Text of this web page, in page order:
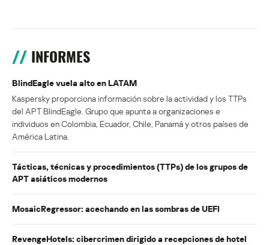
INFORMES
BlindEagle vuela alto en LATAM
Kaspersky proporciona información sobre la actividad y los TTPs
del APT BlindEagle. Grupo que apunta a organizaciones e
individuos en Colombia, Ecuador, Chile, Panamá y otros países de
América Latina.
Tácticas, técnicas y procedimientos (TTPs) de los grupos de
APT asiáticos modernos
MosaicRegressor: acechando en las sombras de UEFI
RevengeHotels: cibercrimen dirigido a recepciones de hotel